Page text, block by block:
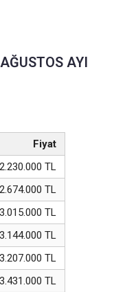
AYI
Fiyat
2.230.000 TL
2.674.000 TL
3.015.000 TL
3.144.000 TL
3.207.000 TL
3.431.000 TL